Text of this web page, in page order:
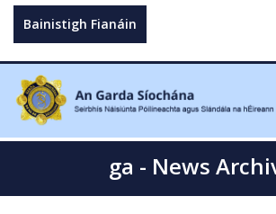
Bainistigh Fianáin
ga - News